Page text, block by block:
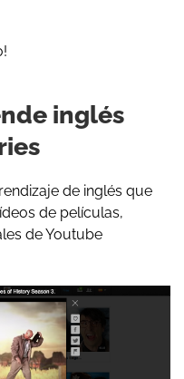
inglés
de inglés que
de películas,
de Youtube